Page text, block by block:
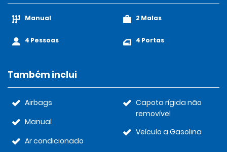
Manual
4 Pessoas
2 Malas
4 Portas
Também inclui
Airbags
Manual
Ar condicionado
Capota rígida não
removível
Veículo a Gasolina